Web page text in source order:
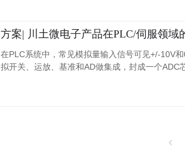
方案| 川土微电子产品在PLC/伺服领域
在PLC系统中，常见模拟量输入信号可见+/-10V
拟开关、运放、基准和AD做集成，封成一个